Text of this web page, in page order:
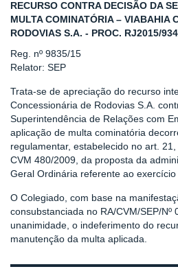
RECURSO CONTRA DECISÃO DA
MULTA COMINATÓRIA – VIABAHIA
RODOVIAS S.A. - PROC. RJ2015/
Reg. nº 9835/15
Relator: SEP
Trata-se de apreciação do recurso
Concessionária de Rodovias S.A.
Superintendência de Relações com
aplicação de multa cominatória
regulamentar, estabelecido no art.
CVM 480/2009, da proposta da
Geral Ordinária referente ao exercício
O Colegiado, com base na
consubstanciada no RA/CVM/SEP/
unanimidade, o indeferimento do
manutenção da multa aplicada.